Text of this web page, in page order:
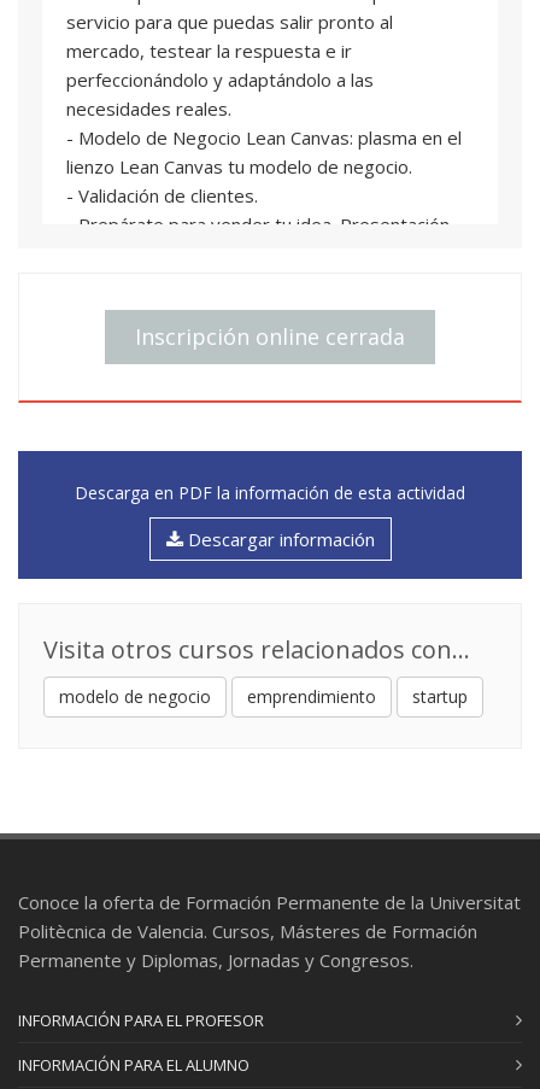
servicio para que puedas salir pronto al
mercado, testear la respuesta e ir
perfeccionándolo y adaptándolo a las
necesidades reales.
- Modelo de Negocio Lean Canvas: plasma en el
lienzo Lean Canvas tu modelo de negocio.
- Validación de clientes.
- Prepárate para vender tu idea. Presentación
Se os entregará documentación previa al curso
con los conocimientos necesarios para asistir.
Inscripción online cerrada
Descarga en PDF la información de esta actividad
Descargar información
Visita otros cursos relacionados con...
modelo de negocio emprendimiento startup
Conoce la oferta de Formación Permanente de la Universitat
Politècnica de Valencia. Cursos, Másteres de Formación
Permanente y Diplomas, Jornadas y Congresos.
INFORMACIÓN PARA EL PROFESOR
INFORMACIÓN PARA EL ALUMNO